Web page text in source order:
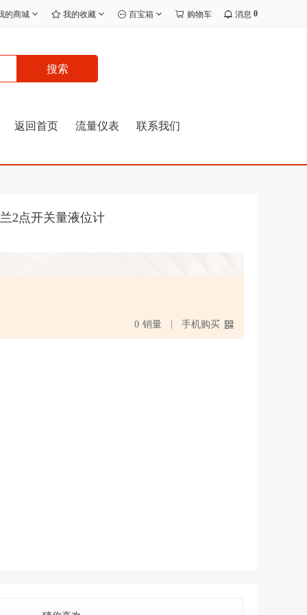
的商城 我的收藏 百宝箱 购物车 消息 0
搜索
返回首页 流量仪表 联系我们
2点开关量液位计
0 销量 手机购买